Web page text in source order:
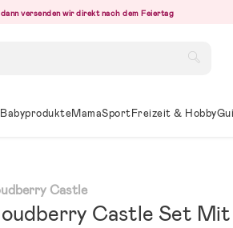
versenden wir direkt nach dem Feiertag
BabyprodukteMamaSportFreizeit & Hobby
Castle
Castle Set